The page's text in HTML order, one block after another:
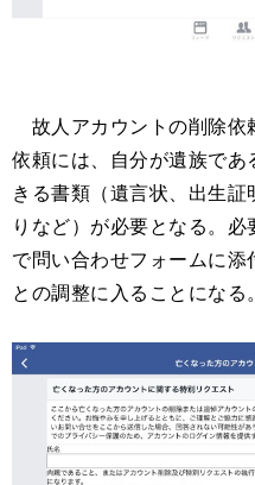
故人アカウントの削除依
依頼には、自分が遺族で
きる書類（遺言状、出生
りなど）が必要となる。
で問い合わせフォームに
との調整に入ることになる。